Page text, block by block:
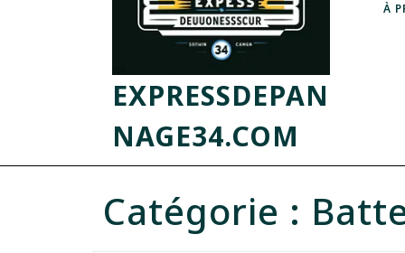
EXPRESSDEPAN
NAGE34.COM
À
Catégorie :